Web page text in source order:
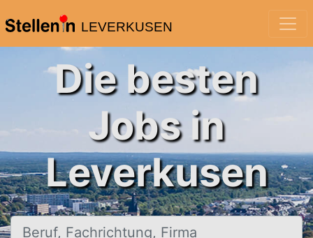
LEVERKUSEN
Die besten
Jobs in
Leverkusen
Beruf, Fachrichtung, Firma